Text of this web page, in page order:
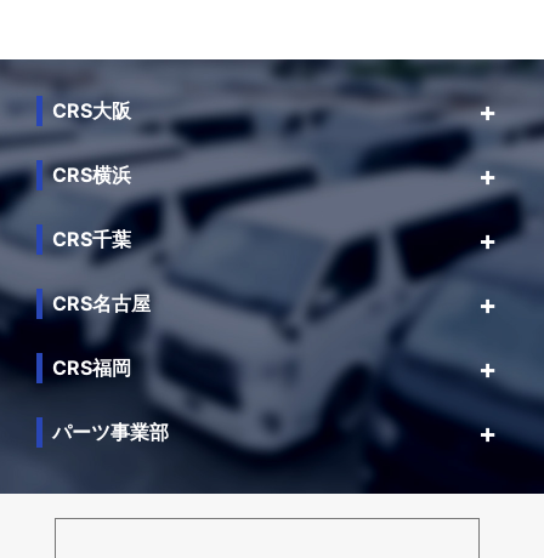
CRS大阪
CRS横浜
CRS千葉
CRS名古屋
CRS福岡
パーツ事業部